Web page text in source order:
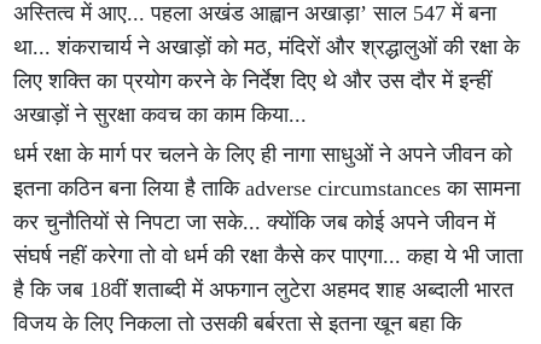
अस्तित्व में आए... पहला अखंड आह्वान अखाड़ा’ साल 547 में बना
था... शंकराचार्य ने अखाड़ों को मठ, मंदिरों और श्रद्धालुओं की रक्षा के
लिए शक्ति का प्रयोग करने के निर्देश दिए थे और उस दौर में इन्हीं
अखाड़ों ने सुरक्षा कवच का काम किया...
धर्म रक्षा के मार्ग पर चलने के लिए ही नागा साधुओं ने अपने जीवन को
इतना कठिन बना लिया है ताकि adverse circumstances का सामना
कर चुनौतियों से निपटा जा सके... क्योंकि जब कोई अपने जीवन में
संघर्ष नहीं करेगा तो वो धर्म की रक्षा कैसे कर पाएगा... कहा ये भी जाता
है कि जब 18वीं शताब्दी में अफगान लुटेरा अहमद शाह अब्दाली भारत
विजय के लिए निकला तो उसकी बर्बरता से इतना खून बहा कि